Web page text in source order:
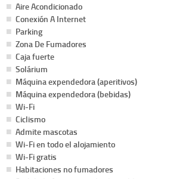
Aire Acondicionado
Conexión A Internet
Parking
Zona De Fumadores
Caja fuerte
Solárium
Máquina expendedora (aperitivos)
Máquina expendedora (bebidas)
Wi-Fi
Ciclismo
Admite mascotas
Wi-Fi en todo el alojamiento
Wi-Fi gratis
Habitaciones no fumadores